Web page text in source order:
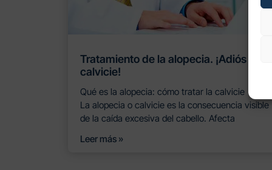
Tratamiento de la alopecia. ¡Adiós a la
calvicie!
Qué es la alopecia: cómo tratar la calvicie
La alopecia o calvicie es la consecuencia visible
de la caída excesiva del cabello. Afecta
Leer más »